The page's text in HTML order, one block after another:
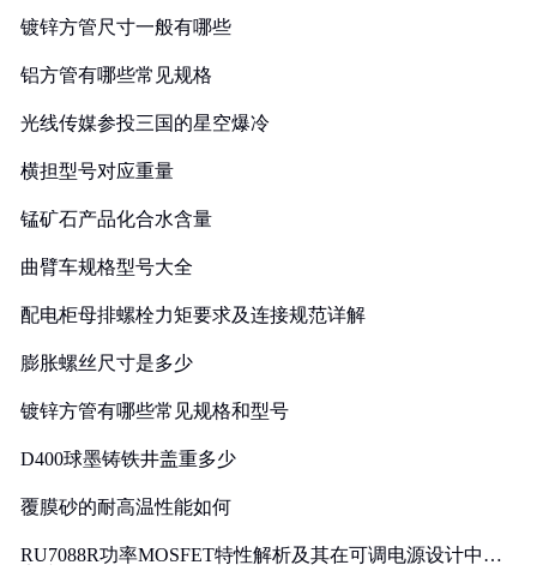
镀锌方管尺寸一般有哪些
铝方管有哪些常见规格
光线传媒参投三国的星空爆冷
横担型号对应重量
锰矿石产品化合水含量
曲臂车规格型号大全
配电柜母排螺栓力矩要求及连接规范详解
膨胀螺丝尺寸是多少
镀锌方管有哪些常见规格和型号
D400球墨铸铁井盖重多少
覆膜砂的耐高温性能如何
RU7088R功率MOSFET特性解析及其在可调电源设计中的